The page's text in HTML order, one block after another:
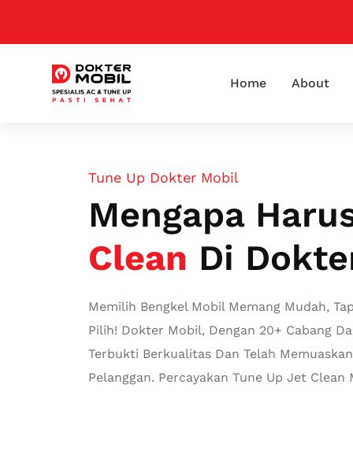
Home About
Tune Up Dokter Mobil
Mengapa
Clean Di
Memilih Bengkel Mobil Memang Mudah,
Pilih! Dokter Mobil, Dengan 20+ Cabang
Terbukti Berkualitas Dan Telah
Pelanggan. Percayakan Tune Up Jet Clean